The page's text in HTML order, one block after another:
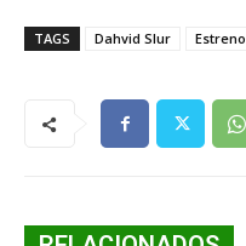
TAGS Dahvid Slur Estreno